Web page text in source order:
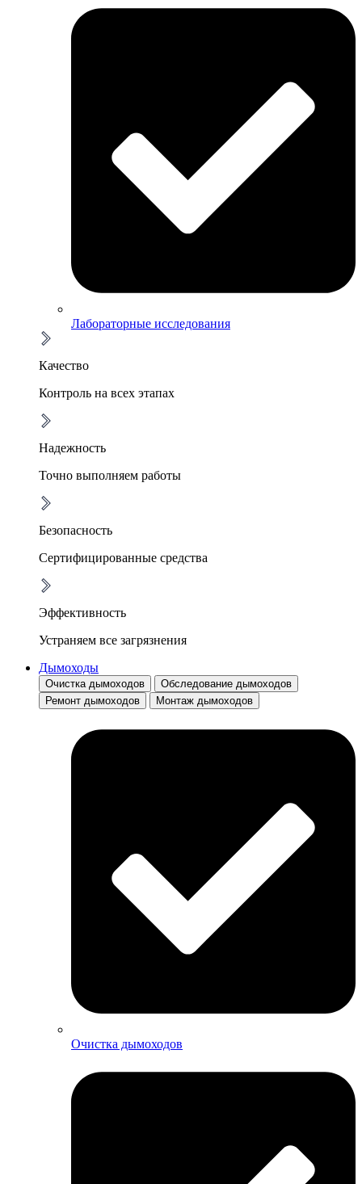
Лабораторные исследования
Качество
Контроль на всех этапах
Надежность
Точно выполняем работы
Безопасность
Сертифицированные средства
Эффективность
Устраняем все загрязнения
Дымоходы
Очистка дымоходов
Обследование дымоходов
Ремонт дымоходов
Монтаж дымоходов
Очистка дымоходов